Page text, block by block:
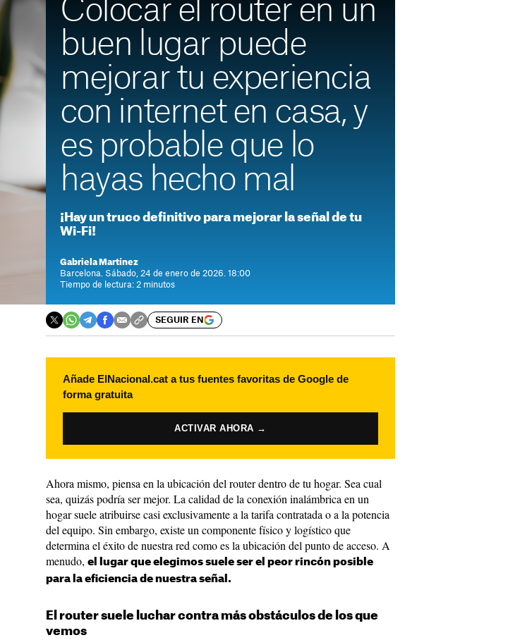
Colocar el router en un
buen lugar puede
mejorar tu experiencia
con internet en casa, y
es probable que lo
hayas hecho mal
¡Hay un truco definitivo para mejorar la señal de tu
Wi-Fi!
Gabriela Martínez
Barcelona. Sábado, 24 de enero de 2026. 18:00
Tiempo de lectura: 2 minutos
SEGUIR EN
Añade ElNacional.cat a tus fuentes favoritas de Google de
forma gratuita
ACTIVAR AHORA →
Ahora mismo, piensa en la ubicación del router dentro de tu hogar. Sea cual
sea, quizás podría ser mejor. La calidad de la conexión inalámbrica en un
hogar suele atribuirse casi exclusivamente a la tarifa contratada o a la potencia
del equipo. Sin embargo, existe un componente físico y logístico que
determina el éxito de nuestra red como es la ubicación del punto de acceso. A
menudo, el lugar que elegimos suele ser el peor rincón posible
para la eficiencia de nuestra señal.
El router suele luchar contra más obstáculos de los que
vemos